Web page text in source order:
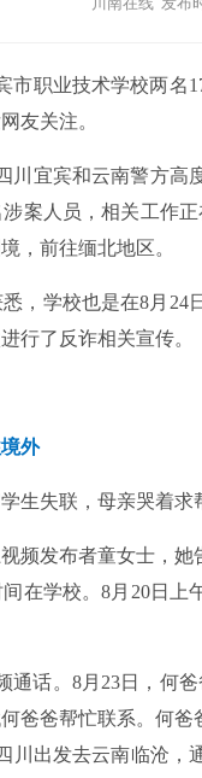
市职业技术学校两名
友关注。
川宜宾和云南警方
案人员，相关工作
，前往缅北地区。
，学校也是在8月
行了反诈相关宣传。
外
生失联，母亲哭着求
频发布者童女士，
在学校。8月20日
通话。8月23日，何
爸爸帮忙联系。何
川出发去云南临沧